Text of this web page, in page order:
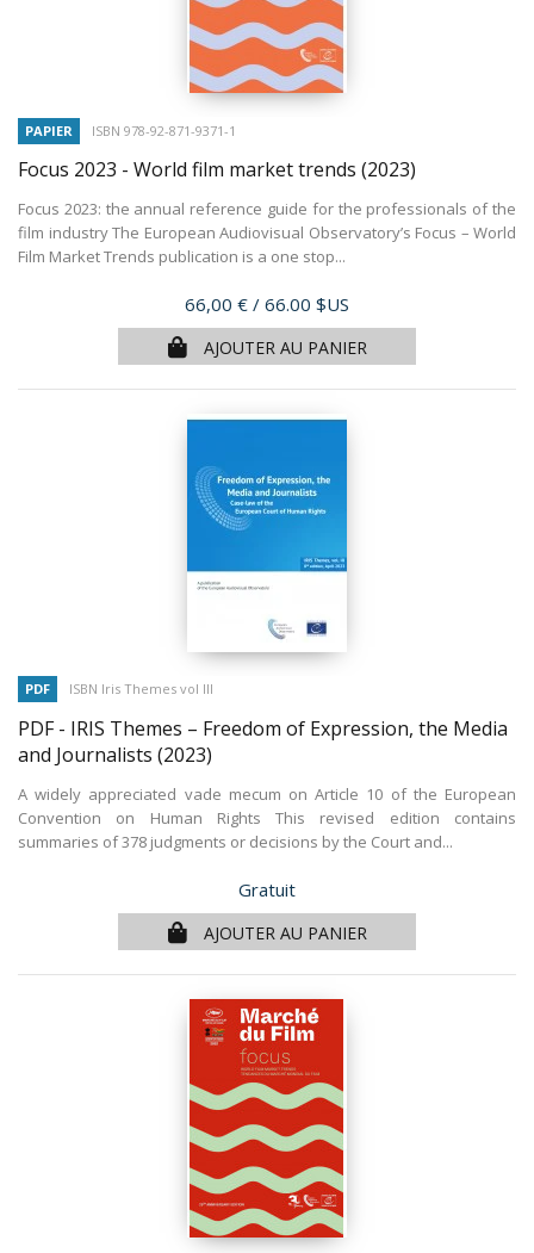
PAPIER ISBN 978-92-871-9371-1
Focus 2023 - World film market trends (2023)
Focus 2023: the annual reference guide for the professionals of the
film industry The European Audiovisual Observatory’s Focus – World
Film Market Trends publication is a one stop...
Prix
66,00 € / 66.00 $US
AJOUTER AU PANIER
PDF ISBN Iris Themes vol III
PDF - IRIS Themes – Freedom of Expression, the Media
and Journalists (2023)
A widely appreciated vade mecum on Article 10 of the European
Convention on Human Rights This revised edition contains
summaries of 378 judgments or decisions by the Court and...
Prix
Gratuit
AJOUTER AU PANIER